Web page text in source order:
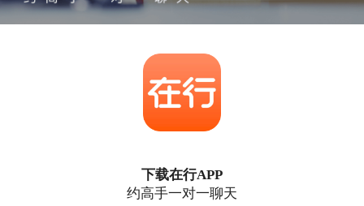
下载在行APP
约高手一对一聊天